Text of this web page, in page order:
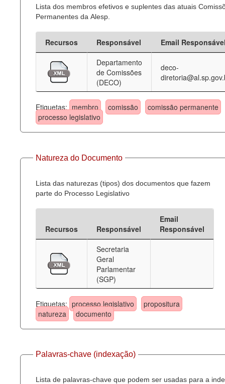
Lista dos membros efetivos e suplentes das atuais
Permanentes da Alesp.
Recursos Responsável
Email
Departamento
de Comissões
(DECO)
deco-
Etiquetas: membro comissão
comissão permanente
processo legislativo
Natureza do Documento
Lista das naturezas (tipos) dos documentos que fazem
parte do Processo Legislativo
Recursos Responsável
Email
Responsável
Secretaria
Geral
Parlamentar
(SGP)
Etiquetas: processo legislativo
propositura
natureza
documento
Palavras-chave (indexação)
Lista de palavras-chave que podem ser usadas para a